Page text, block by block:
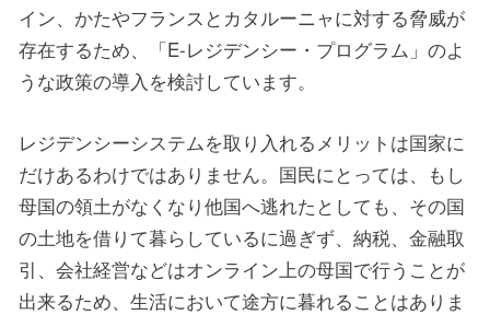
イン、かたやフランスとカタルーニャに対する脅威が
存在するため、「E-レジデンシー・プログラム」のよ
うな政策の導入を検討しています。
レジデンシーシステムを取り入れるメリットは国家に
だけあるわけではありません。国民にとっては、もし
母国の領土がなくなり他国へ逃れたとしても、その国
の土地を借りて暮らしているに過ぎず、納税、金融取
引、会社経営などはオンライン上の母国で行うことが
出来るため、生活において途方に暮れることはありま